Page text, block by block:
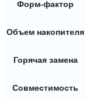
Форм-фактор
Объем накопителя
Горячая замена
Совместимость